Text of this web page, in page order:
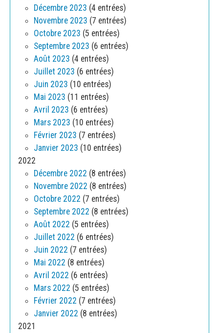
Décembre 2023 (4 entrées)
Novembre 2023 (7 entrées)
Octobre 2023 (5 entrées)
Septembre 2023 (6 entrées)
Août 2023 (4 entrées)
Juillet 2023 (6 entrées)
Juin 2023 (10 entrées)
Mai 2023 (11 entrées)
Avril 2023 (6 entrées)
Mars 2023 (10 entrées)
Février 2023 (7 entrées)
Janvier 2023 (10 entrées)
2022
Décembre 2022 (8 entrées)
Novembre 2022 (8 entrées)
Octobre 2022 (7 entrées)
Septembre 2022 (8 entrées)
Août 2022 (5 entrées)
Juillet 2022 (6 entrées)
Juin 2022 (7 entrées)
Mai 2022 (8 entrées)
Avril 2022 (6 entrées)
Mars 2022 (5 entrées)
Février 2022 (7 entrées)
Janvier 2022 (8 entrées)
2021